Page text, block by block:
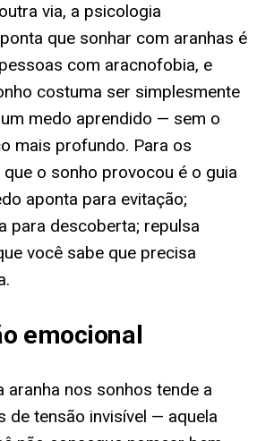
via, a psicologia
que sonhar com aranhas é
com aracnofobia, e
costuma ser simplesmente
medo aprendido — sem o
mais profundo. Para os
o sonho provocou é o guia
aponta para evitação;
para descoberta; repulsa
você sabe que precisa
emocional
aranha nos sonhos tende a
de tensão invisível — aquela